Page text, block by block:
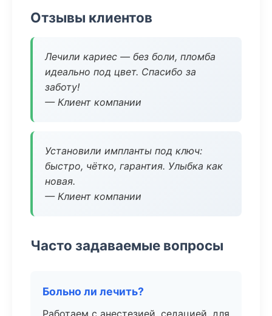
Отзывы клиентов
Лечили кариес — без боли, пломба
идеально под цвет. Спасибо за
заботу!
— Клиент компании
Установили импланты под ключ:
быстро, чётко, гарантия. Улыбка как
новая.
— Клиент компании
Часто задаваемые вопросы
Больно ли лечить?
Работаем с анестезией, седацией, для